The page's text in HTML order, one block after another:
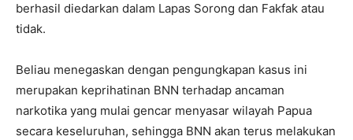
berhasil diedarkan dalam Lapas Sorong dan Fakfak atau
tidak.
Beliau menegaskan dengan pengungkapan kasus ini
merupakan keprihatinan BNN terhadap ancaman
narkotika yang mulai gencar menyasar wilayah Papua
secara keseluruhan, sehingga BNN akan terus melakukan